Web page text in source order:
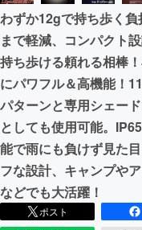
まちづくり
CAMPFIRE for
CAMPFIREふ
わずか12gで持ち歩く負
まで軽減、コンパクト
持ち歩ける頼れる相棒
にパワフル＆高機能！
パターンと専用シェー
としても使用可能。
能で雨にも負けず見た
フな設計、キャンプや
などでも大活躍！
ポスト